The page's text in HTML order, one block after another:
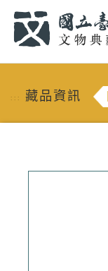
::: 藏品資訊